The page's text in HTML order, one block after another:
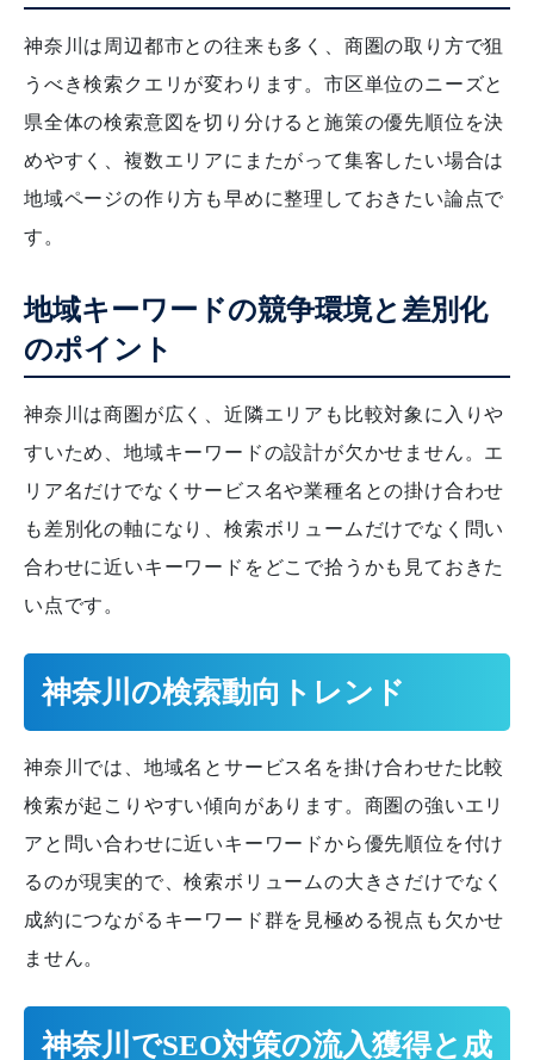
神奈川は周辺都市との往来も多く、商圏の取り方で狙
うべき検索クエリが変わります。市区単位のニーズと
県全体の検索意図を切り分けると施策の優先順位を決
めやすく、複数エリアにまたがって集客したい場合は
地域ページの作り方も早めに整理しておきたい論点で
す。
地域キーワードの競争環境と差別化
のポイント
神奈川は商圏が広く、近隣エリアも比較対象に入りや
すいため、地域キーワードの設計が欠かせません。エ
リア名だけでなくサービス名や業種名との掛け合わせ
も差別化の軸になり、検索ボリュームだけでなく問い
合わせに近いキーワードをどこで拾うかも見ておきた
い点です。
神奈川の検索動向トレンド
神奈川では、地域名とサービス名を掛け合わせた比較
検索が起こりやすい傾向があります。商圏の強いエリ
アと問い合わせに近いキーワードから優先順位を付け
るのが現実的で、検索ボリュームの大きさだけでなく
成約につながるキーワード群を見極める視点も欠かせ
ません。
神奈川でSEO対策の流入獲得と成